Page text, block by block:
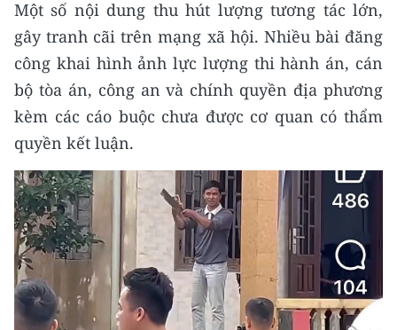
Media Du lịch
Media Thế giới
Media Thể thao
Media Giáo dục
Media Khoa học - Công nghệ
Media Môi trường
Ảnh
Infographic
Một số nội dung thu hút lượng tương tác lớn,
gây tranh cãi trên mạng xã hội. Nhiều bài đăng
công khai hình ảnh lực lượng thi hành án, cán
bộ tòa án, công an và chính quyền địa phương
kèm các cáo buộc chưa được cơ quan có thẩm
quyền kết luận.